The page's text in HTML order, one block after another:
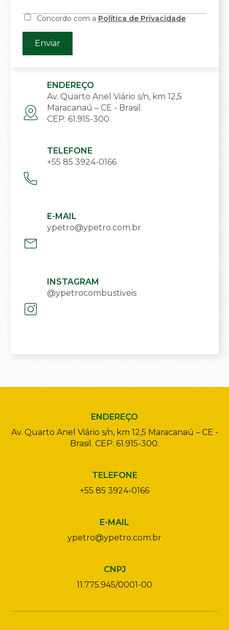
ENDEREÇO
Av. Quarto Anel Viário s/n, km 12,5
Maracanaú – CE - Brasil.
CEP: 61.915-300
TELEFONE
+55 85 3924-0166
E-MAIL
ypetro@ypetro.com.br
INSTAGRAM
@ypetrocombustiveis
Concordo com a Política de Privacidade
ENDEREÇO
Av. Quarto Anel Viário s/n, km 12,5 Maracanaú – CE -
Brasil. CEP: 61.915-300.
TELEFONE
+55 85 3924-0166
E-MAIL
ypetro@ypetro.com.br
CNPJ
11.775.945/0001-00